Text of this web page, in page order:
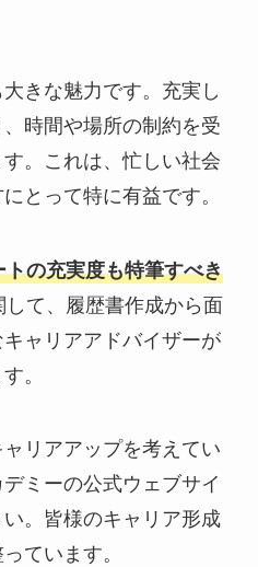
きな魅力です。充実し
時間や場所の制約を受
。これは、忙しい社会
とって特に有益です。
の充実度も特筆すべき
て、履歴書作成から面
ャリアアドバイザーが
。
リアアップを考えてい
ミーの公式ウェブサイ
。皆様のキャリア形成
ています。